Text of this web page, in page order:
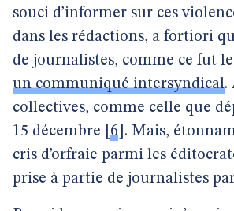
souci d’informer sur ces
dans les rédactions, a fortiori
de journalistes, comme ce fut
un communiqué intersyndical.
collectives, comme celle que
15 décembre
6 . Mais,
cris d’orfraie parmi les
prise à partie de journalistes